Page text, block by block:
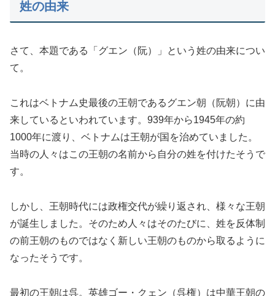
姓の由来
さて、本題である「グエン（阮）」という姓の由来につい
て。
これはベトナム史最後の王朝であるグエン朝（阮朝）に由
来しているといわれています。939年から1945年の約
1000年に渡り、ベトナムは王朝が国を治めていました。
当時の人々はこの王朝の名前から自分の姓を付けたそうで
す。
しかし、王朝時代には政権交代が繰り返され、様々な王朝
が誕生しました。そのため人々はそのたびに、姓を反体制
の前王朝のものではなく新しい王朝のものから取るように
なったそうです。
最初の王朝は呉。英雄ゴー・クェン（呉権）は中華王朝の